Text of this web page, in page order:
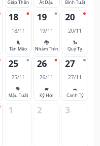
Giáp Thân
Ất Dậu
Bính Tuất
18
18/11
🐈
Tân Mão
19
19/11
🐉
Nhâm Thìn
20
20/11
🐍
Quý Tỵ
25
25/11
🐕
Mậu Tuất
26
26/11
🐖
Kỷ Hợi
27
27/11
🐀
Canh Tý
1 2 3